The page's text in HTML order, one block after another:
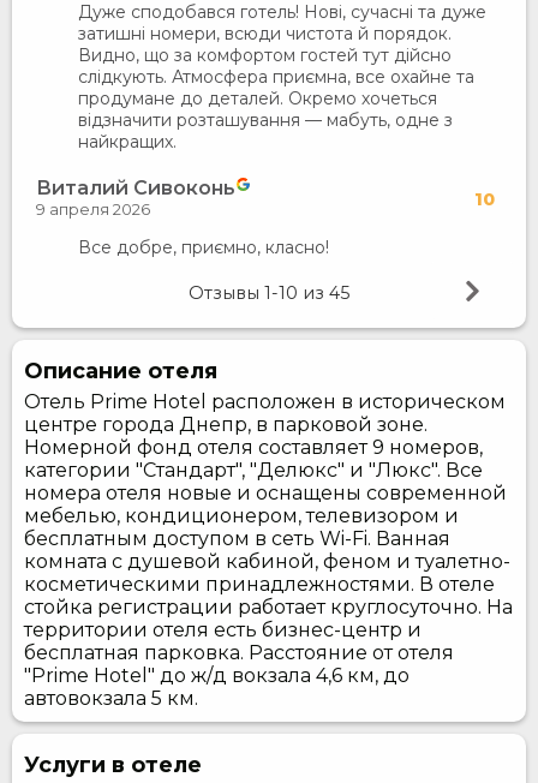
Дуже сподобався готель! Нові, сучасні та дуже
затишні номери, всюди чистота й порядок.
Видно, що за комфортом гостей тут дійсно
слідкують. Атмосфера приємна, все охайне та
продумане до деталей. Окремо хочеться
відзначити розташування — мабуть, одне з
найкращих.
Виталий Сивоконь 10
9 апреля 2026
Все добре, приємно, класно!
Отзывы 1-10 из 45
Описание отеля
Отель Prime Hotel расположен в историческом
центре города Днепр, в парковой зоне.
Номерной фонд отеля составляет 9 номеров,
категории "Стандарт", "Делюкс" и "Люкс". Все
номера отеля новые и оснащены современной
мебелью, кондиционером, телевизором и
бесплатным доступом в сеть Wi-Fi. Ванная
комната с душевой кабиной, феном и туалетно-
косметическими принадлежностями. В отеле
стойка регистрации работает круглосуточно. На
территории отеля есть бизнес-центр и
бесплатная парковка. Расстояние от отеля
"Prime Hotel" до ж/д вокзала 4,6 км, до
автовокзала 5 км.
Услуги в отеле